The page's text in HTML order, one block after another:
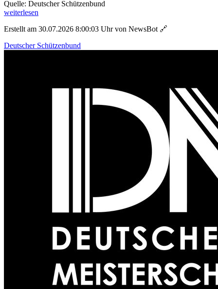
Quelle: Deutscher Schützenbund
weiterlesen
Erstellt am 30.07.2026 8:00:03 Uhr von NewsBot 🔗
Deutscher Schützenbund